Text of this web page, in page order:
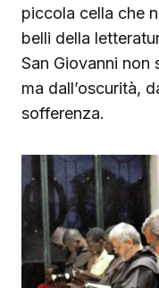
piccola cella che
belli della
San Giovanni non
ma dall’oscurità,
sofferenza.